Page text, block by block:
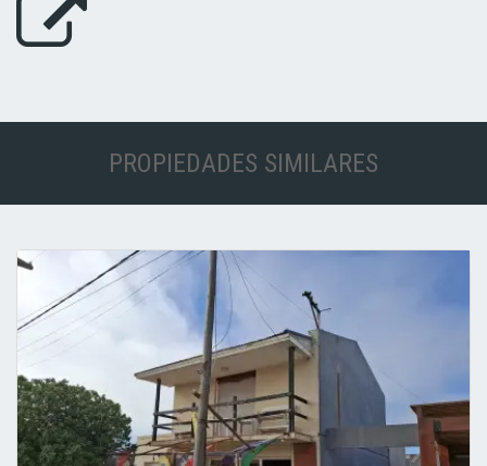
PROPIEDADES SIMILARES